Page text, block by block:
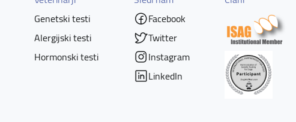
Genetski testi
Alergijski testi
Hormonski testi
Facebook
Twitter
Instagram
LinkedIn